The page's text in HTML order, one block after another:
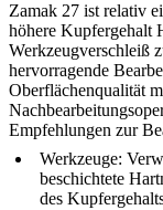
Zamak 27 ist relativ
höhere Kupfergehalt
Werkzeugverschleiß
hervorragende
Oberflächenqualität
Empfehlungen zur
Werkzeuge:
beschichtete
des